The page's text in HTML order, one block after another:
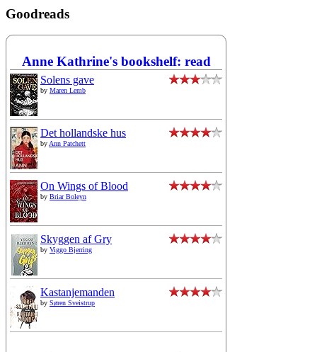
Goodreads
Anne Kathrine's bookshelf: read
Solens gave
by Maren Lemb
Det hollandske hus
byAnn Patchett
On Wings of Blood
by Briar Boleyn
Skyggen af Gry
by Viggo Bjerring
Kastanjemanden
by Søren Sveistrup